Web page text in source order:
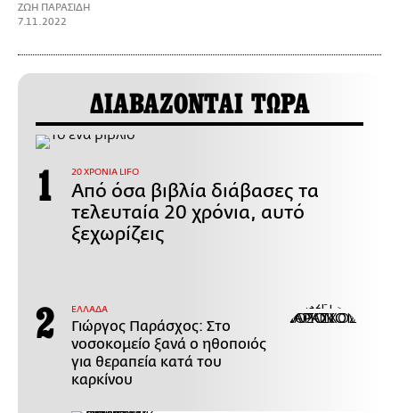
ΖΩΗ ΠΑΡΑΣΙΔΗ
7.11.2022
ΔΙΑΒΑΖΟΝΤΑΙ ΤΩΡΑ
20 ΧΡΟΝΙΑ LIFO
Από όσα βιβλία διάβασες τα
τελευταία 20 χρόνια, αυτό
ξεχωρίζεις
ΕΛΛΑΔΑ
Γιώργος Παράσχος: Στο
νοσοκομείο ξανά ο ηθοποιός
για θεραπεία κατά του
καρκίνου